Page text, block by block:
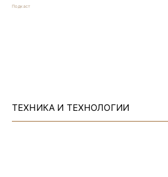
Подкаст
ТЕХНИКА И ТЕХНОЛОГИИ